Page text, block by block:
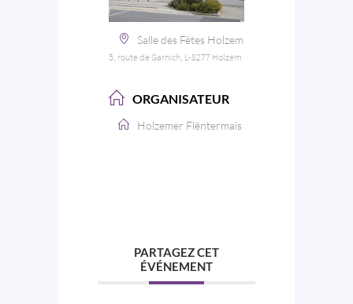
Salle des Fêtes Holzem
5, route de Garnich, L-8277 Holzem
ORGANISATEUR
Holzemer Flëntermais
PARTAGEZ CET
ÉVÉNEMENT